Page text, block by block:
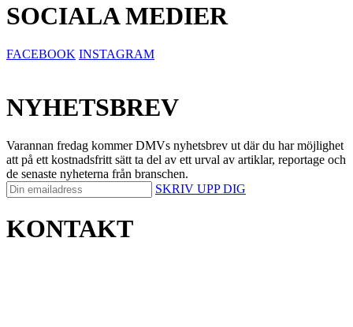
SOCIALA MEDIER
FACEBOOK INSTAGRAM
NYHETSBREV
Varannan fredag kommer DMVs nyhetsbrev ut där du har möjlighet
att på ett kostnadsfritt sätt ta del av ett urval av artiklar, reportage och
de senaste nyheterna från branschen.
SKRIV UPP DIG
KONTAKT